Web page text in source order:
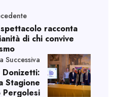
racconta
di chi convive
Successiva
Donizetti:
Stagione
Pergolesi